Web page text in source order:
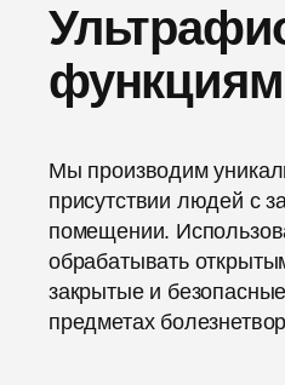
Мы производим
присутствии людей с
помещении.
обрабатывать
закрытые и
предметах